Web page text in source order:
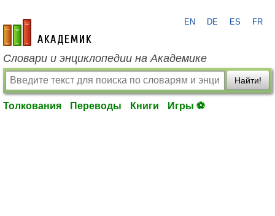
academic.ru
EN DE ES FR
Словари и энциклопедии на Академике
Найти!
Толкования Переводы Книги Игры ⚽